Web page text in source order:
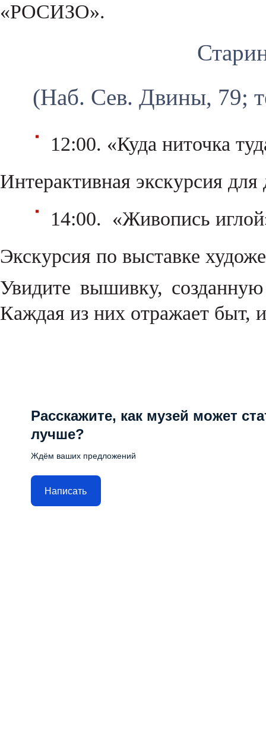
«РОСИЗО».
(Наб. Сев. Двины, 79;
12:00. «Куда ниточка
Интерактивная экскурсия
14:00. «Живопись
Экскурсия по выставке
Увидите вышивку,
Каждая из них отражает быт,
Расскажите, как музей может
лучше?
Ждём ваших предложений
Написать